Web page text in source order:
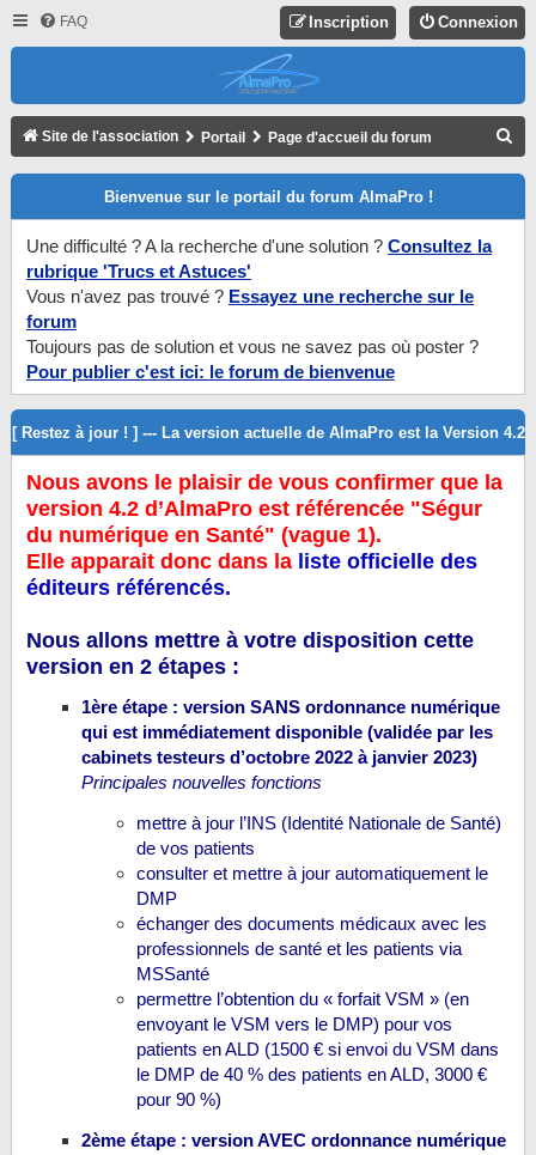
FAQ Connexion
Inscription
Site de l'association Portail Page d'accueil du forum
Bienvenue sur le portail du forum AlmaPro !
Une difficulté ? A la recherche d'une solution ? Consultez la
rubrique 'Trucs et Astuces'
Vous n'avez pas trouvé ? Essayez une recherche sur le
forum
Toujours pas de solution et vous ne savez pas où poster ?
Pour publier c'est ici: le forum de bienvenue
[ Restez à jour ! ] --- La version actuelle de AlmaPro est la Version 4.2
Nous avons le plaisir de vous confirmer que la
version 4.2 d’AlmaPro est référencée "Ségur
du numérique en Santé" (vague 1).
Elle apparait donc dans la liste officielle des
éditeurs référencés.
Nous allons mettre à votre disposition cette
version en 2 étapes :
1ère étape : version SANS ordonnance numérique
qui est immédiatement disponible (validée par les
cabinets testeurs d’octobre 2022 à janvier 2023)
Principales nouvelles fonctions
mettre à jour l’INS (Identité Nationale de Santé)
de vos patients
consulter et mettre à jour automatiquement le
DMP
échanger des documents médicaux avec les
professionnels de santé et les patients via
MSSanté
permettre l’obtention du « forfait VSM » (en
envoyant le VSM vers le DMP) pour vos
patients en ALD (1500 € si envoi du VSM dans
le DMP de 40 % des patients en ALD, 3000 €
pour 90 %)
2ème étape : version AVEC ordonnance numérique